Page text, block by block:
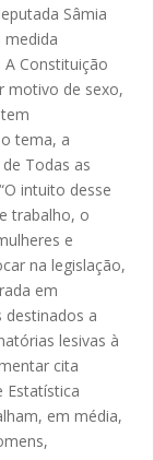
Sâmia
medida
A Constituição
motivo de sexo,
tema, a
Todas as
intuito desse
trabalho, o
e
na legislação,
em
destinados a
lesivas à
cita
Estatística
em média,